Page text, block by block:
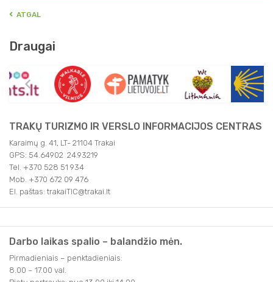
ATGAL
Draugai
TRAKŲ TURIZMO IR VERSLO INFORMACIJOS CENTRAS
Karaimų g. 41, LT- 21104 Trakai
GPS: 54.64902 24.93219
Tel. +370 528 51 934
Mob. +370 672 09 476
El. paštas: trakaiTIC@trakai.lt
Darbo laikas spalio – balandžio mėn.
Pirmadieniais – penktadieniais:
8.00 – 17.00 val.